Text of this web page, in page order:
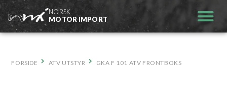
Hopp
til
innhold
NORSK
MOTOR IMPORT
FORSIDE ATV UTSTYR GKA F 101 ATV FRONTBOKS